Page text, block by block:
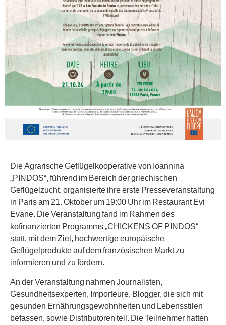
Die Agrarische Geflügelkooperative von Ioannina
„PINDOS“, führend im Bereich der griechischen
Geflügelzucht, organisierte ihre erste Presseveranstaltung
in Paris am 21. Oktober um 19:00 Uhr im Restaurant Evi
Evane. Die Veranstaltung fand im Rahmen des
kofinanzierten Programms „CHICKENS OF PINDOS“
statt, mit dem Ziel, hochwertige europäische
Geflügelprodukte auf dem französischen Markt zu
informieren und zu fördern.
An der Veranstaltung nahmen Journalisten,
Gesundheitsexperten, Importeure, Blogger, die sich mit
gesunden Ernährungsgewohnheiten und Lebensstilen
befassen, sowie Distributoren teil. Die Teilnehmer hatten